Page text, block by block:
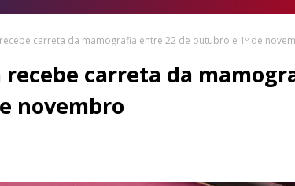
carreta da mamografia entre 22 de outubro e 1º de
carreta da
novembro